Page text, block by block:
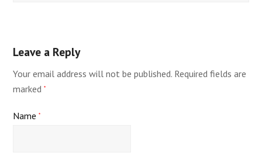
Leave a Reply
Your email address will not be published. Required fields are
marked*
Name*